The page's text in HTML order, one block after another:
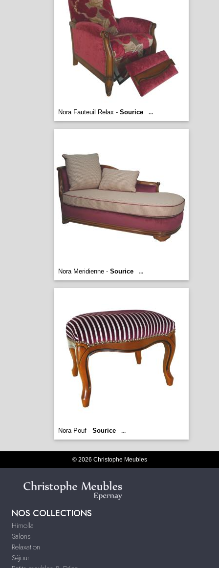
Nora Fauteuil Relax - Sourice ...
Nora Meridienne - Sourice ...
Nora Pouf - Sourice ...
© 2026 Christophe Meubles
NOS COLLECTIONS
Himolla
Salons
Relaxation
Séjour